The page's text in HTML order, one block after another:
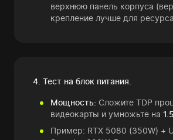
верхнюю панель корпуса
крепление лучше для
4. Тест на блок питания.
Мощность: Сложите TDP
видеокарты и умножьте на 1.5
Пример: RTX 5080 (350W) +